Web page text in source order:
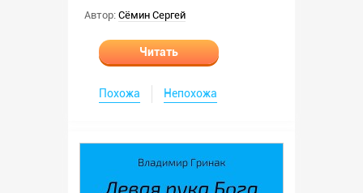
Автор: Сёмин Сергей
Читать
Похожа Непохожа